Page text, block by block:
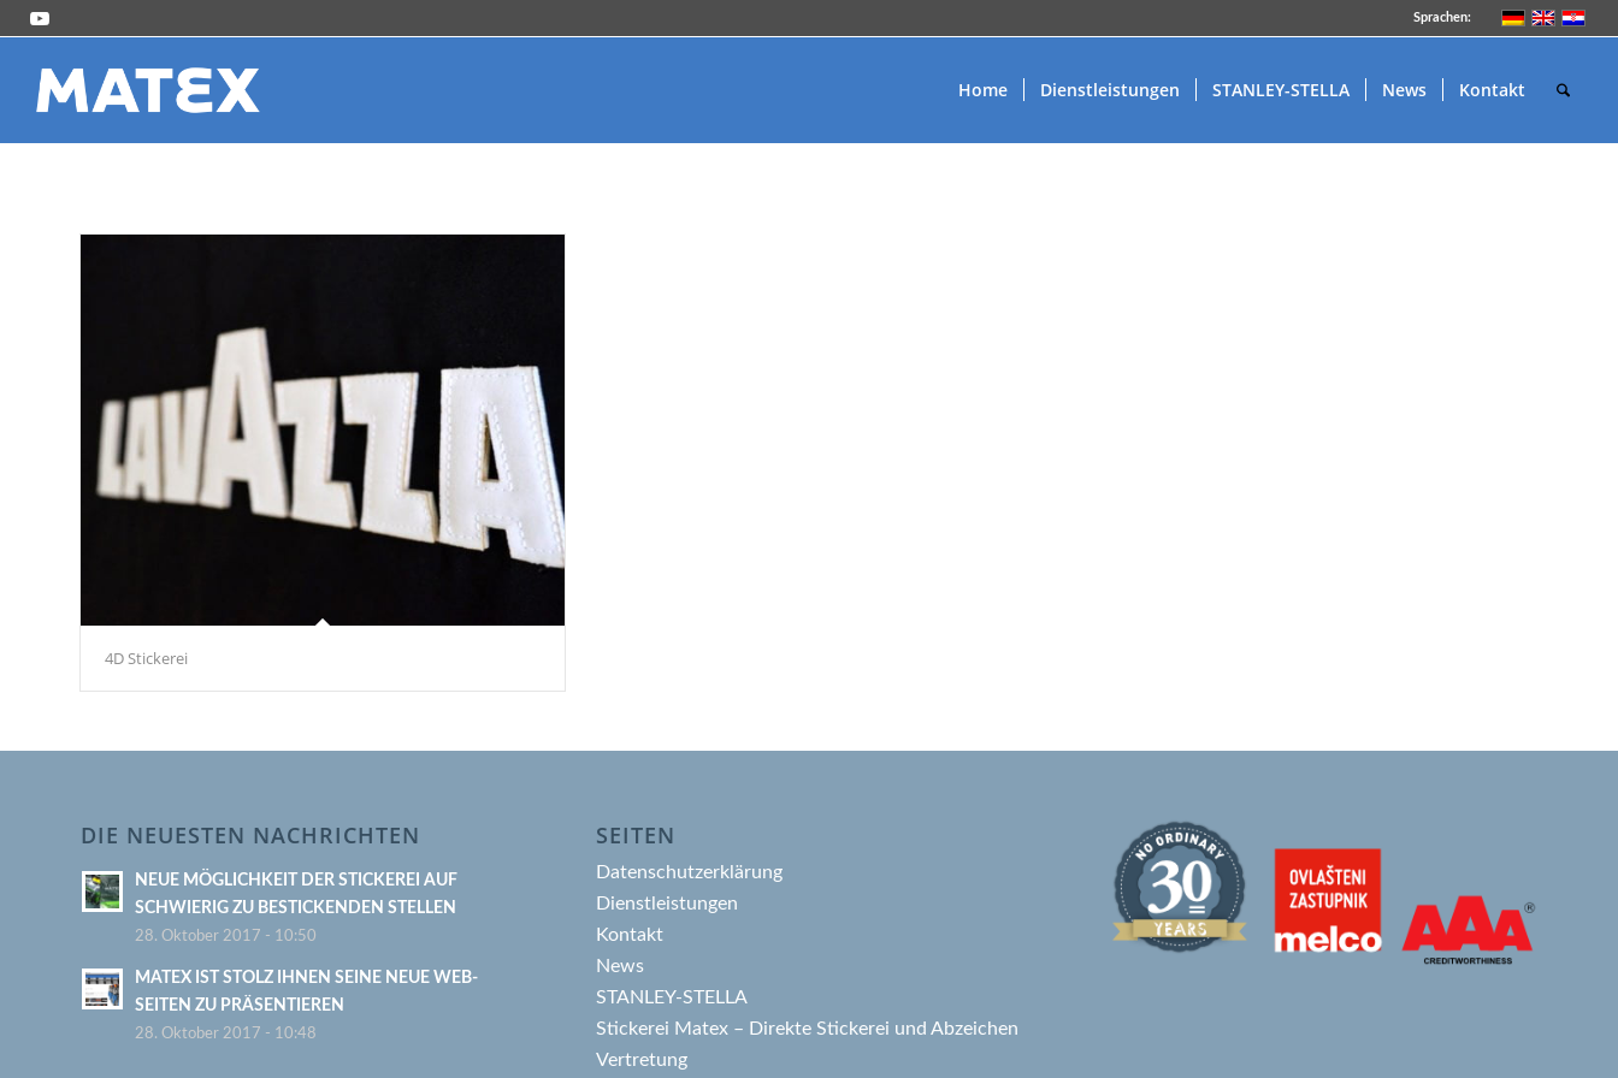
Sprachen:
Home Dienstleistungen STANLEY-STELLA News Kontakt
4D Stickerei
DIE NEUESTEN NACHRICHTEN
NEUE MÖGLICHKEIT DER STICKEREI AUF
SCHWIERIG ZU BESTICKENDEN STELLEN
28. Oktober 2017 - 10:50
MATEX IST STOLZ IHNEN SEINE NEUE WEB-
SEITEN ZU PRÄSENTIEREN
28. Oktober 2017 - 10:48
SEITEN
Datenschutzerklärung
Dienstleistungen
Kontakt
News
STANLEY-STELLA
Stickerei Matex – Direkte Stickerei und Abzeichen
Vertretung